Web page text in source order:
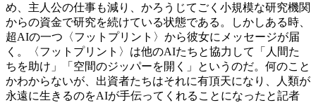
め、主人公の仕事も減り、かろうじてごく小規模な研究機関
からの資金で研究を続けている状態である。しかしある時、
超AIの一つ〈フットプリント〉から彼女にメッセージが届
く。〈フットプリント〉は他のAIたちと協力して「人間た
ちを助け」「空間のジッパーを開く」というのだ。何のこと
かわからないが、出資者たちはそれに有頂天になり、人類が
永遠に生きるのをAIが手伝ってくれることになったと記者